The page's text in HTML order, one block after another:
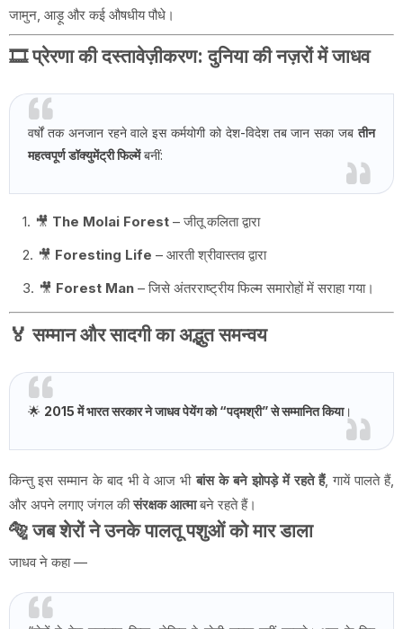
जामुन, आड़ू और कई औषधीय पौधे।
🎞️प्रेरणा की दस्तावेज़ीकरण: दुनिया की नज़रों में जाधव
वर्षों तक अनजान रहने वाले इस कर्मयोगी को देश-विदेश तब जान सका जबतीन
महत्वपूर्ण डॉक्युमेंट्री फिल्मेंबनीं:
🎥 The Molai Forest – जीतू कलिता द्वारा
🎥 Foresting Life – आरती श्रीवास्तव द्वारा
🎥 Forest Man – जिसे अंतरराष्ट्रीय फिल्म समारोहों में सराहा गया।
🏅सम्मान और सादगी का अद्भुत समन्वय
🌟 2015 में भारत सरकार ने जाधव पेयेंग को “पद्मश्री” से सम्मानित किया।
किन्तु इस सम्मान के बाद भी वे आज भीबांस के बने झोपड़े में रहते हैं, गायें पालते हैं,
और अपने लगाए जंगल कीसंरक्षक आत्माबने रहते हैं।
🐅 जब शेरों ने उनके पालतू पशुओं को मार डाला
जाधव ने कहा —